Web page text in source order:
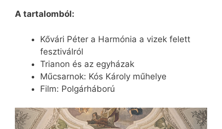
A tartalomból:
Kővári Péter a Harmónia a vizek felett
fesztiválról
Trianon és az egyházak
Műcsarnok: Kós Károly műhelye
Film: Polgárháború